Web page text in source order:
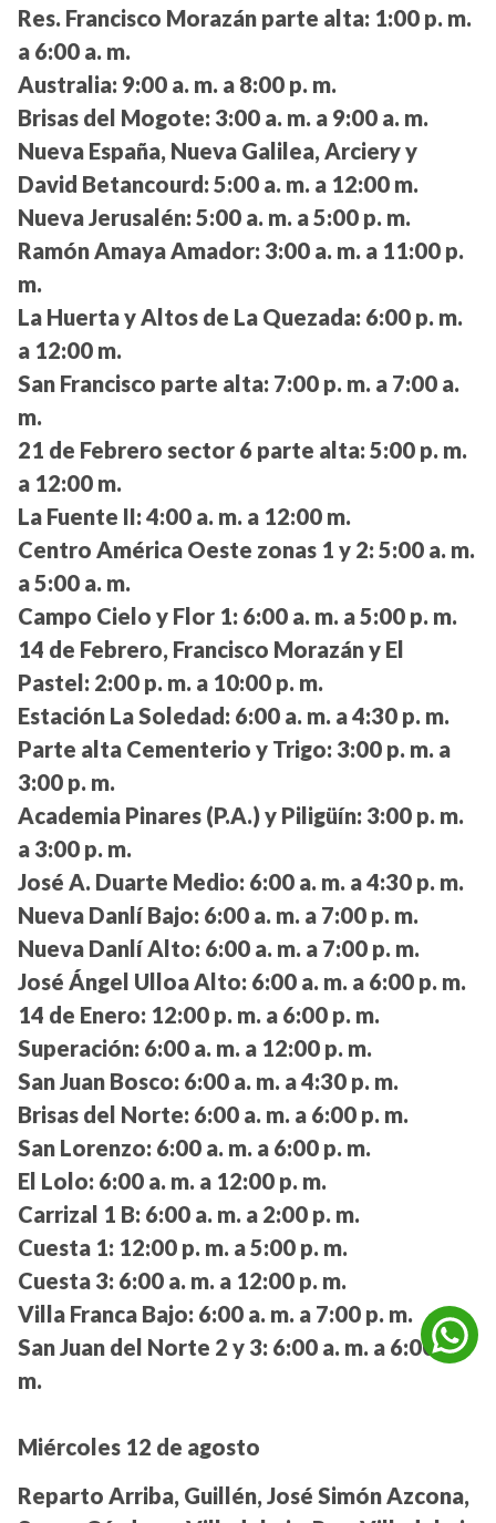
Res. Francisco Morazán parte alta: 1:00 p. m.
a 6:00 a. m.
Australia: 9:00 a. m. a 8:00 p. m.
Brisas del Mogote: 3:00 a. m. a 9:00 a. m.
Nueva España, Nueva Galilea, Arciery y
David Betancourd: 5:00 a. m. a 12:00 m.
Nueva Jerusalén: 5:00 a. m. a 5:00 p. m.
Ramón Amaya Amador: 3:00 a. m. a 11:00 p.
m.
La Huerta y Altos de La Quezada: 6:00 p. m.
a 12:00 m.
San Francisco parte alta: 7:00 p. m. a 7:00 a.
m.
21 de Febrero sector 6 parte alta: 5:00 p. m.
a 12:00 m.
La Fuente II: 4:00 a. m. a 12:00 m.
Centro América Oeste zonas 1 y 2: 5:00 a. m.
a 5:00 a. m.
Campo Cielo y Flor 1: 6:00 a. m. a 5:00 p. m.
14 de Febrero, Francisco Morazán y El
Pastel: 2:00 p. m. a 10:00 p. m.
Estación La Soledad: 6:00 a. m. a 4:30 p. m.
Parte alta Cementerio y Trigo: 3:00 p. m. a
3:00 p. m.
Academia Pinares (P.A.) y Piligüín: 3:00 p. m.
a 3:00 p. m.
José A. Duarte Medio: 6:00 a. m. a 4:30 p. m.
Nueva Danlí Bajo: 6:00 a. m. a 7:00 p. m.
Nueva Danlí Alto: 6:00 a. m. a 7:00 p. m.
José Ángel Ulloa Alto: 6:00 a. m. a 6:00 p. m.
14 de Enero: 12:00 p. m. a 6:00 p. m.
Superación: 6:00 a. m. a 12:00 p. m.
San Juan Bosco: 6:00 a. m. a 4:30 p. m.
Brisas del Norte: 6:00 a. m. a 6:00 p. m.
San Lorenzo: 6:00 a. m. a 6:00 p. m.
El Lolo: 6:00 a. m. a 12:00 p. m.
Carrizal 1 B: 6:00 a. m. a 2:00 p. m.
Cuesta 1: 12:00 p. m. a 5:00 p. m.
Cuesta 3: 6:00 a. m. a 12:00 p. m.
Villa Franca Bajo: 6:00 a. m. a 7:00 p. m.
San Juan del Norte 2 y 3: 6:00 a. m. a 6:00 p.
m.
Miércoles 12 de agosto
Reparto Arriba, Guillén, José Simón Azcona,